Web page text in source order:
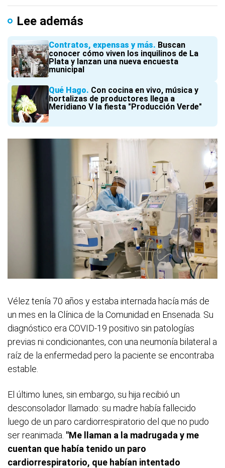
Lee además
Contratos, expensas y más Buscan
conocer cómo viven los inquilinos de La
Plata y lanzan una nueva encuesta
municipal
Qué Hago Con cocina en vivo, música y
hortalizas de productores llega a
Meridiano V la fiesta "Producción Verde"
Vélez tenía 70 años y estaba internada hacía más de
un mes en la Clínica de la Comunidad en Ensenada. Su
diagnóstico era COVID-19 positivo sin patologías
previas ni condicionantes, con una neumonía bilateral a
raíz de la enfermedad pero la paciente se encontraba
estable.
El último lunes, sin embargo, su hija recibió un
desconsolador llamado: su madre había fallecido
luego de un paro cardiorrespiratorio del que no pudo
ser reanimada. "Me llaman a la madrugada y me
cuentan que había tenido un paro
cardiorrespiratorio, que habían intentado